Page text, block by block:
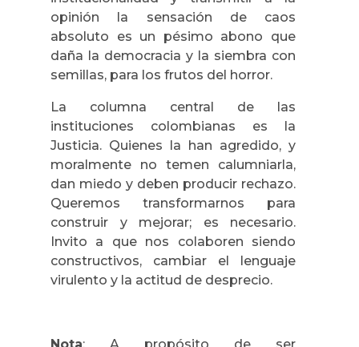
opinión la sensación de caos
absoluto es un pésimo abono que
daña la democracia y la siembra con
semillas, para los frutos del horror.
La columna central de las
instituciones colombianas es la
Justicia. Quienes la han agredido, y
moralmente no temen calumniarla,
dan miedo y deben producir rechazo.
Queremos transformarnos para
construir y mejorar; es necesario.
Invito a que nos colaboren siendo
constructivos, cambiar el lenguaje
virulento y la actitud de desprecio.